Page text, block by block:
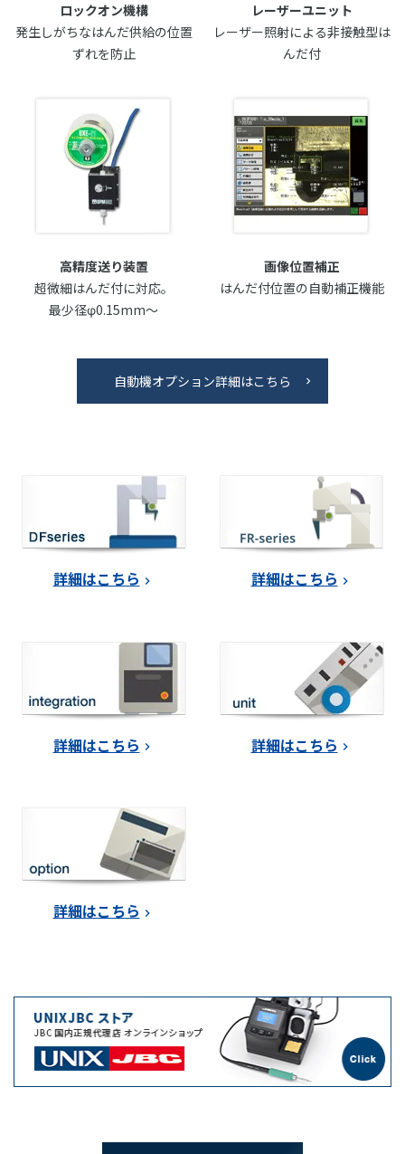
ロックオン機構
発生しがちなはんだ供給の位置
ずれを防止
レーザーユニット
レーザー照射による非接触型は
んだ付
高精度送り装置
超微細はんだ付に対応。
最少径φ0.15mm～
画像位置補正
はんだ付位置の自動補正機能
自動機オプション詳細はこちら
詳細はこちら 詳細はこちら
詳細はこちら 詳細はこちら
詳細はこちら